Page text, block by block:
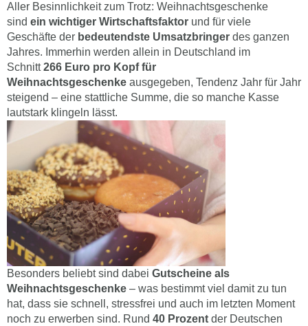
Aller Besinnlichkeit zum Trotz: Weihnachtsgeschenke
sind ein wichtiger Wirtschaftsfaktor und für viele
Geschäfte der bedeutendste Umsatzbringer des ganzen
Jahres. Immerhin werden allein in Deutschland im
Schnitt266 Euro pro Kopf für
Weihnachtsgeschenke ausgegeben, Tendenz Jahr für Jahr
steigend – eine stattliche Summe, die so manche Kasse
lautstark klingeln lässt.
Besonders beliebt sind dabei Gutscheine als
Weihnachtsgeschenke – was bestimmt viel damit zu tun
hat, dass sie schnell, stressfrei und auch im letzten Moment
noch zu erwerben sind. Rund 40 Prozent der Deutschen